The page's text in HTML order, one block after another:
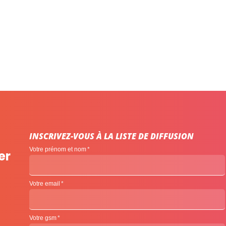
INSCRIVEZ-VOUS À LA LISTE DE DIFFUSION
Votre prénom et nom
Votre email
Votre gsm